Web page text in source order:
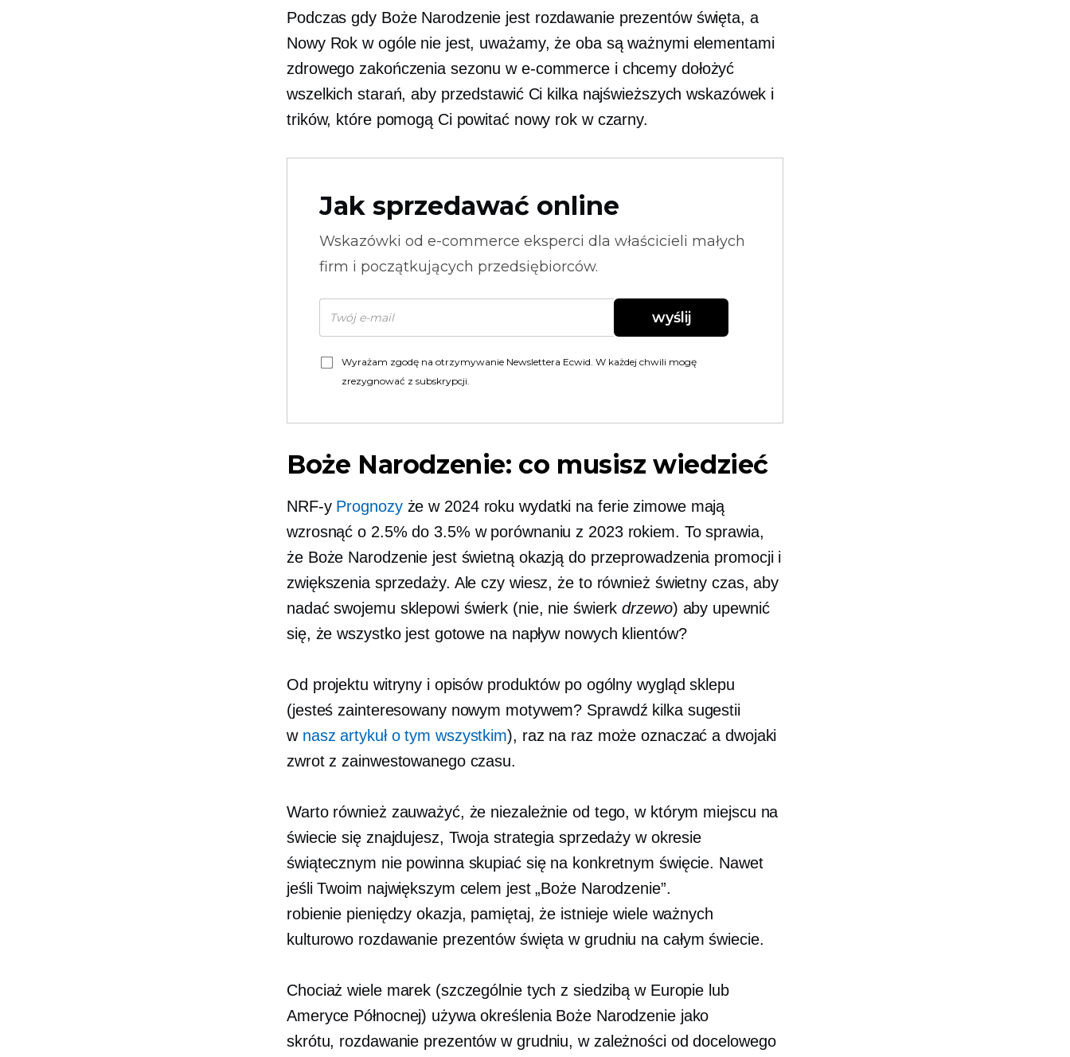
Podczas gdy Boże Narodzenie jest rozdawanie prezentówświęta, a
Nowy Rok w ogóle nie jest, uważamy, że oba są ważnymi elementami
zdrowego zakończenia sezonu w e-commerce i chcemy dołożyć
wszelkich starań, aby przedstawić Ci kilka najświeższych wskazówek i
trików, które pomogą Ci powitać nowy rok w czarny.
Jak sprzedawać online
Wskazówki od e-commerce eksperci dla właścicieli małych
firm i początkujących przedsiębiorców.
wyślij
Wyrażam zgodę na otrzymywanie Newslettera Ecwid. W każdej chwili mogę
zrezygnować z subskrypcji.
Boże Narodzenie: co musisz wiedzieć
NRF-y Prognozyże w 2024 roku wydatki na ferie zimowe mają
wzrosnąć o 2.5% do 3.5% w porównaniu z 2023 rokiem. To sprawia,
że ​​Boże Narodzenie jest świetną okazją do przeprowadzenia promocji i
zwiększenia sprzedaży. Ale czy wiesz, że to również świetny czas, aby
nadać swojemu sklepowi świerk (nie, nie świerkdrzewo) aby upewnić
się, że wszystko jest gotowe na napływ nowych klientów?
Od projektu witryny i opisów produktów po ogólny wygląd sklepu
(jesteś zainteresowany nowym motywem? Sprawdź kilka sugestii
w nasz artykuł o tym wszystkim), raz na raz może oznaczać adwojaki
zwrot z zainwestowanego czasu.
Warto również zauważyć, że niezależnie od tego, w którym miejscu na
świecie się znajdujesz, Twoja strategia sprzedaży w okresie
świątecznym nie powinna skupiać się na konkretnym święcie. Nawet
jeśli Twoim największym celem jest „Boże Narodzenie”.
robienie pieniędzy okazja, pamiętaj, że istnieje wiele ważnych
kulturowo rozdawanie prezentówświęta w grudniu na całym świecie.
Chociaż wiele marek (szczególnie tych z siedzibą w Europie lub
Ameryce Północnej) używa określenia Boże Narodzenie jako
skrótu, rozdawanie prezentóww grudniu, w zależności od docelowego